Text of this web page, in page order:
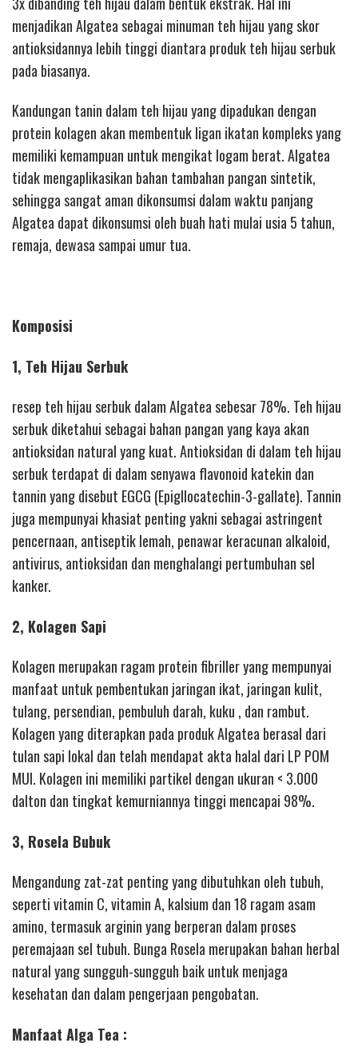
menjadikan Algatea sebagai minuman teh hijau yang skor
antioksidannya lebih tinggi diantara produk teh hijau serbuk
pada biasanya.
Kandungan tanin dalam teh hijau yang dipadukan dengan
protein kolagen akan membentuk ligan ikatan kompleks yang
memiliki kemampuan untuk mengikat logam berat. Algatea
tidak mengaplikasikan bahan tambahan pangan sintetik,
sehingga sangat aman dikonsumsi dalam waktu panjang
Algatea dapat dikonsumsi oleh buah hati mulai usia 5 tahun,
remaja, dewasa sampai umur tua.
Komposisi
1, Teh Hijau Serbuk
resep teh hijau serbuk dalam Algatea sebesar 78%. Teh hijau
serbuk diketahui sebagai bahan pangan yang kaya akan
antioksidan natural yang kuat. Antioksidan di dalam teh hijau
serbuk terdapat di dalam senyawa flavonoid katekin dan
tannin yang disebut EGCG (Epigllocatechin-3-gallate). Tannin
juga mempunyai khasiat penting yakni sebagai astringent
pencernaan, antiseptik lemah, penawar keracunan alkaloid,
antivirus, antioksidan dan menghalangi pertumbuhan sel
kanker.
2, Kolagen Sapi
Kolagen merupakan ragam protein fibriller yang mempunyai
manfaat untuk pembentukan jaringan ikat, jaringan kulit,
tulang, persendian, pembuluh darah, kuku , dan rambut.
Kolagen yang diterapkan pada produk Algatea berasal dari
tulan sapi lokal dan telah mendapat akta halal dari LP POM
MUI. Kolagen ini memiliki partikel dengan ukuran < 3.000
dalton dan tingkat kemurniannya tinggi mencapai 98%.
3, Rosela Bubuk
Mengandung zat-zat penting yang dibutuhkan oleh tubuh,
seperti vitamin C, vitamin A, kalsium dan 18 ragam asam
amino, termasuk arginin yang berperan dalam proses
peremajaan sel tubuh. Bunga Rosela merupakan bahan herbal
natural yang sungguh-sungguh baik untuk menjaga
kesehatan dan dalam pengerjaan pengobatan.
Manfaat Alga Tea :